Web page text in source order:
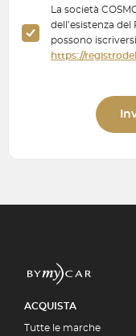
La società
dell’esistenza
possono
https://
ACQUISTA
Tutte le marche